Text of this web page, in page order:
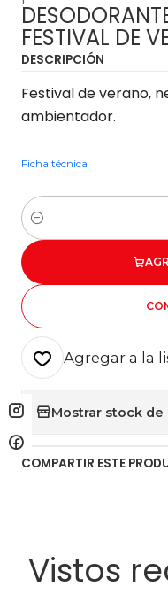
FESTIVAL DE
DESCRIPCIÓN
Festival de verano,
ambientador.
Ficha técnica
Cantidad
Agregar a la
Mostrar stock
COMPARTIR ESTE
Vistos